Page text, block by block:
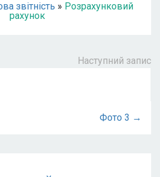
звітність » Розрахунковий
рахунок
Наступний запис
Фото 3 →